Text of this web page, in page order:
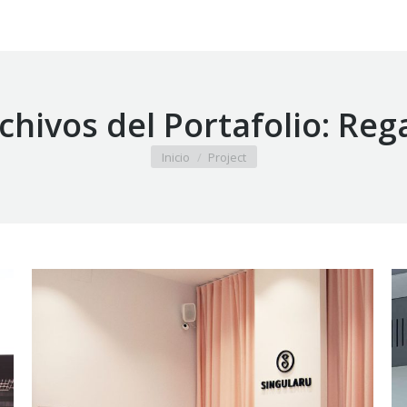
del Portafolio:
Estás aquí:
Inicio Project